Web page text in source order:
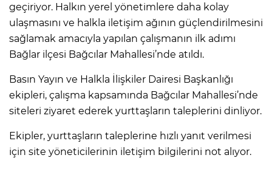
geçiriyor. Halkın yerel yönetimlere daha kolay
ulaşmasını ve halkla iletişim ağının güçlendirilmesini
sağlamak amacıyla yapılan çalışmanın ilk adımı
Bağlar ilçesi Bağcılar Mahallesi’nde atıldı.
Basın Yayın ve Halkla İlişkiler Dairesi Başkanlığı
ekipleri, çalışma kapsamında Bağcılar Mahallesi’nde
siteleri ziyaret ederek yurttaşların taleplerini dinliyor.
Ekipler, yurttaşların taleplerine hızlı yanıt verilmesi
için site yöneticilerinin iletişim bilgilerini not alıyor.